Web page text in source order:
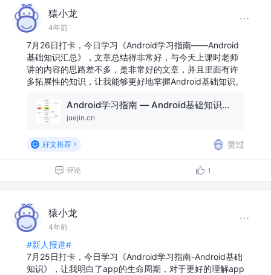
猿小龙
4年前
7月26日打卡，今日学习《Android学习指南——Android
基础知识汇总》，文章总结得非常好，与今天上课时老师
讲的内容的思路差不多，是非常好的文章，并且里面有许
多拓展性的知识，让我能够更好地掌握Android基础知识。
Android学习指南 — Android基础知识汇总
juejin.cn
好文推荐 赞过
评论 1
猿小龙
4年前
#新人报道#
7月25日打卡，今日学习《Android学习指南-Android基础
知识》，让我明白了app的生命周期，对于更好的理解app